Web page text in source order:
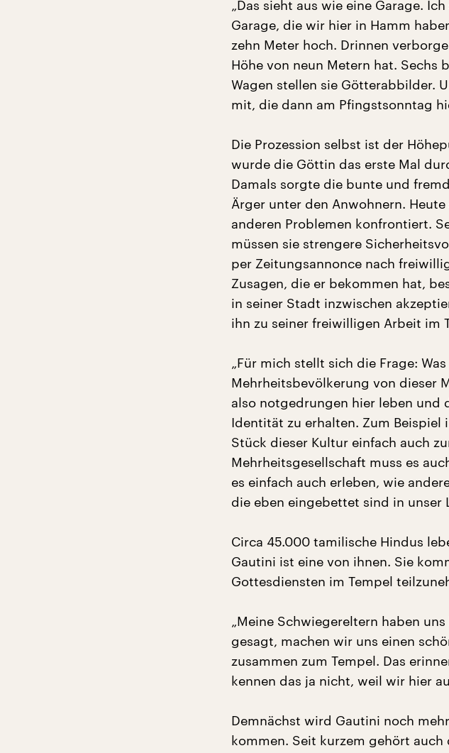
„Das sieht aus wie eine Garage.
Garage, die wir hier in Hamm
zehn Meter hoch. Drinnen
Höhe von neun Metern hat. Sechs
Wagen stellen sie Götterabbilder.
mit, die dann am Pfingstsonntag
Die Prozession selbst ist der
wurde die Göttin das erste Mal
Damals sorgte die bunte und
Ärger unter den Anwohnern.
anderen Problemen konfrontiert.
müssen sie strengere
per Zeitungsannonce nach
Zusagen, die er bekommen hat,
in seiner Stadt inzwischen
ihn zu seiner freiwilligen Arbeit im
„Für mich stellt sich die Frage:
Mehrheitsbevölkerung von dieser
also notgedrungen hier leben und
Identität zu erhalten. Zum Beispiel
Stück dieser Kultur einfach auch
Mehrheitsgesellschaft muss es
es einfach auch erleben, wie
die eben eingebettet sind in unser
Circa 45.000 tamilische Hindus
Gautini ist eine von ihnen. Sie
Gottesdiensten im Tempel
„Meine Schwiegereltern haben
gesagt, machen wir uns einen
zusammen zum Tempel. Das
kennen das ja nicht, weil wir hier
Demnächst wird Gautini noch
kommen. Seit kurzem gehört